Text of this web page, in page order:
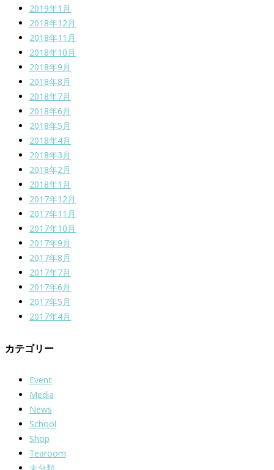
2019年1月
2018年12月
2018年11月
2018年10月
2018年9月
2018年8月
2018年7月
2018年6月
2018年5月
2018年4月
2018年3月
2018年2月
2018年1月
2017年12月
2017年11月
2017年10月
2017年9月
2017年8月
2017年7月
2017年6月
2017年5月
2017年4月
カテゴリー
Event
Media
News
School
Shop
Tearoom